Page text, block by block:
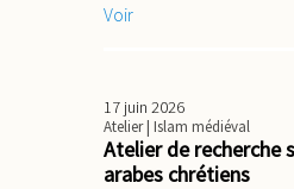
Voir
17 juin 2026
Atelier| Islam médiéval
Atelier de recherche
arabes chrétiens